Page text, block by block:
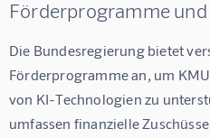
Förderprogramme
Die Bundesregierung bietet
Förderprogramme an, um
von KI-Technologien zu
umfassen finanzielle